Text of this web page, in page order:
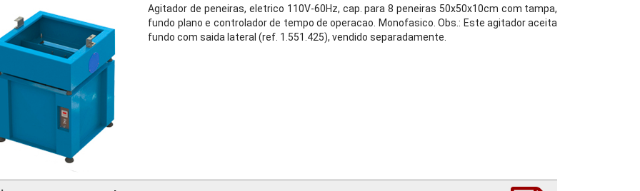
Agitador de peneiras, eletrico 110V-60Hz, cap. para 8 peneiras 50x50x10cm com tampa,
fundo plano e controlador de tempo de operacao. Monofasico. Obs.: Este agitador aceita
fundo com saida lateral (ref. 1.551.425), vendido separadamente.